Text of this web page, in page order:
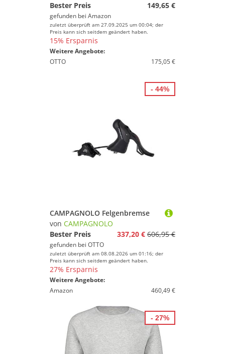
Bester Preis
149,65 €
gefunden bei Amazon
zuletzt überprüft am 27.09.2025 um 00:04; der
Preis kann sich seitdem geändert haben.
15% Ersparnis
Weitere Angebote:
OTTO
175,05 €
CAMPAGNOLO Felgenbremse
von CAMPAGNOLO
Bester Preis
337,20 € 606,95 €
gefunden bei OTTO
zuletzt überprüft am 08.08.2026 um 01:16; der
Preis kann sich seitdem geändert haben.
27% Ersparnis
Weitere Angebote:
Amazon
460,49 €
- 44%
- 27%